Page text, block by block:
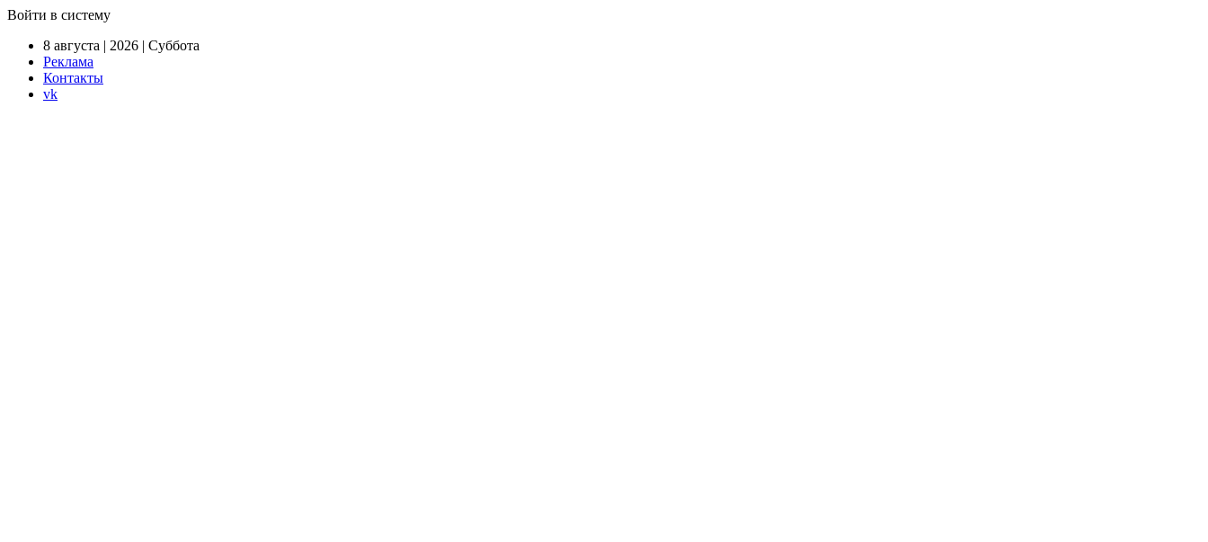
Войти в систему
8 августа | 2026 | Суббота
Реклама
Контакты
vk